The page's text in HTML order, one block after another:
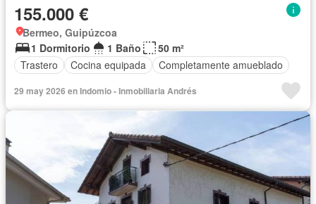
155.000 €
Bermeo, Guipúzcoa
1 Dormitorio
1 Baño
50 m²
Trastero
Cocina equipada Completamente amueblado
29 may 2026 en Indomio - Inmobiliaria Andrés